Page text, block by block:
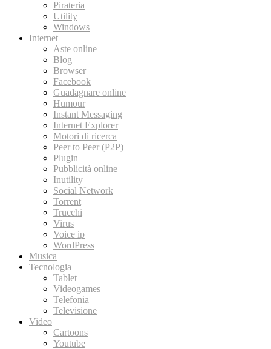
Pirateria
Utility
Windows
Internet
Aste online
Blog
Browser
Facebook
Guadagnare online
Humour
Instant Messaging
Internet Explorer
Motori di ricerca
Peer to Peer (P2P)
Plugin
Pubblicità online
Inutility
Social Network
Torrent
Trucchi
Virus
Voice ip
WordPress
Musica
Tecnologia
Tablet
Videogames
Telefonia
Televisione
Video
Cartoons
Youtube